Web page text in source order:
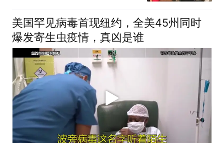
美国罕见病毒首现纽约，全美45州同时
爆发寄生虫疫情，真凶是谁